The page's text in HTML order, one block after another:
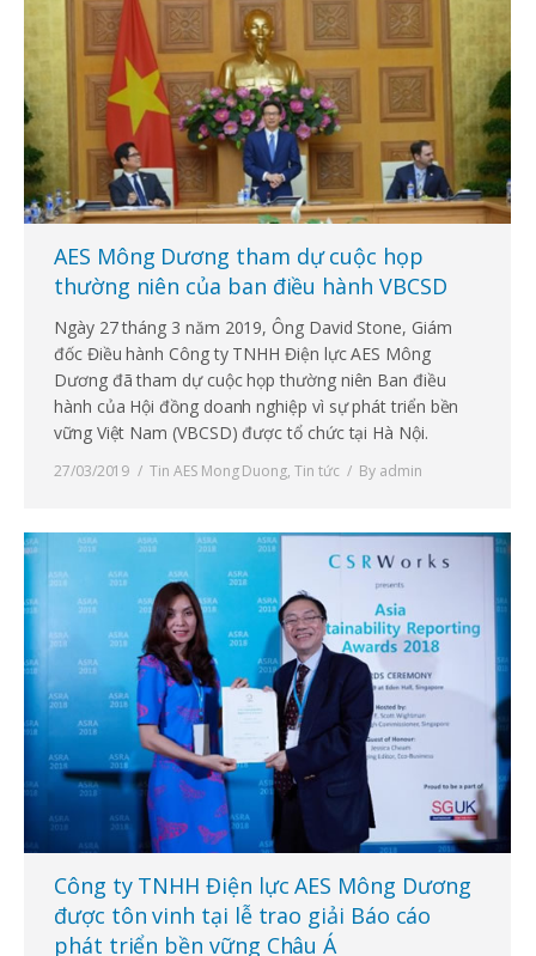
AES Mông Dương tham dự cuộc họp
thường niên của ban điều hành VBCSD
Ngày 27 tháng 3 năm 2019, Ông David Stone, Giám
đốc Điều hành Công ty TNHH Điện lực AES Mông
Dương đã tham dự cuộc họp thường niên Ban điều
hành của Hội đồng doanh nghiệp vì sự phát triển bền
vững Việt Nam (VBCSD) được tổ chức tại Hà Nội.
27/03/2019 Tin AES Mong Duong, Tin tức By admin
Công ty TNHH Điện lực AES Mông Dương
được tôn vinh tại lễ trao giải Báo cáo
phát triển bền vững Châu Á